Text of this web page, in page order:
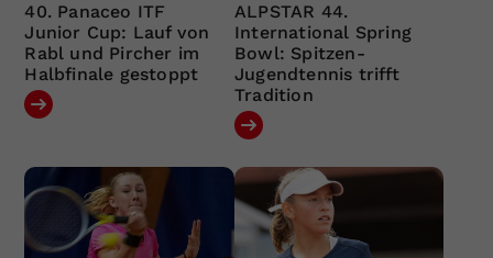
40. Panaceo ITF
Junior Cup: Lauf von
Rabl und Pircher im
Halbfinale gestoppt
ALPSTAR 44.
International Spring
Bowl: Spitzen-
Jugendtennis trifft
Tradition